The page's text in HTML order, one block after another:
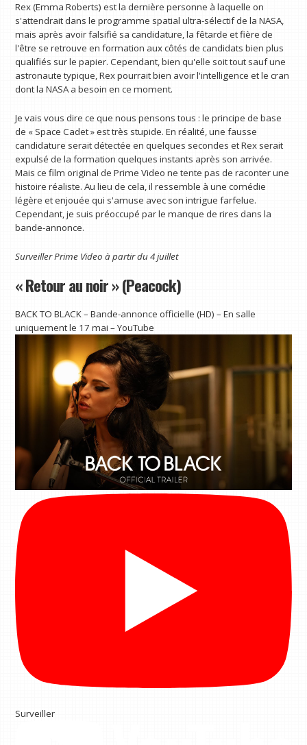
Rex (Emma Roberts) est la dernière personne à laquelle on
s'attendrait dans le programme spatial ultra-sélectif de la NASA,
mais après avoir falsifié sa candidature, la fêtarde et fière de
l'être se retrouve en formation aux côtés de candidats bien plus
qualifiés sur le papier. Cependant, bien qu'elle soit tout sauf une
astronaute typique, Rex pourrait bien avoir l'intelligence et le cran
dont la NASA a besoin en ce moment.
Je vais vous dire ce que nous pensons tous : le principe de base
de « Space Cadet » est très stupide. En réalité, une fausse
candidature serait détectée en quelques secondes et Rex serait
expulsé de la formation quelques instants après son arrivée.
Mais ce film original de Prime Video ne tente pas de raconter une
histoire réaliste. Au lieu de cela, il ressemble à une comédie
légère et enjouée qui s'amuse avec son intrigue farfelue.
Cependant, je suis préoccupé par le manque de rires dans la
bande-annonce.
SurveillerPrime Video à partir du 4 juillet
« Retour au noir » (Peacock)
BACK TO BLACK – Bande-annonce officielle (HD) – En salle
uniquement le 17 mai – YouTube
Surveiller